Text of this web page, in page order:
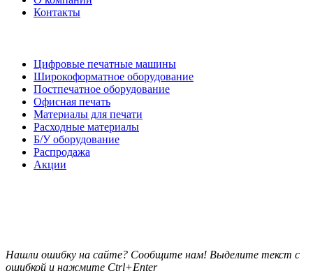
Контакты
Цифровые печатные машины
Широкоформатное оборудование
Постпечатное оборудование
Офисная печать
Материалы для печати
Расходные материалы
Б/У оборудование
Распродажа
Акции
Нашли ошибку на сайте? Сообщите нам! Выделите текст с
ошибкой и нажмите Ctrl+Enter